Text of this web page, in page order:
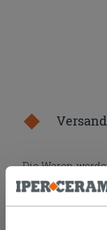
Versand
Die Waren
Werktagen ab
gebracht.
Musterstücke